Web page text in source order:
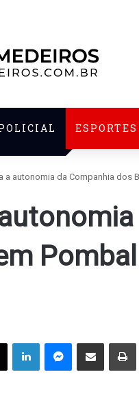
ESPORTES
a autonomia da Companhia dos
Pombal
LinkedinMessenger
Compartilhar via e-mail